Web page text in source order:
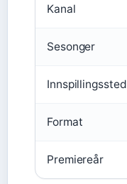
Kanal
Sesonger
Innspillingssted
Format
Premiereår